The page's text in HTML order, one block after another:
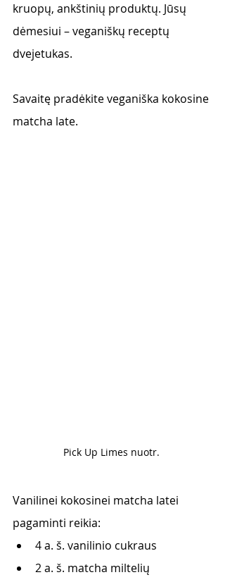
kruopų, ankštinių produktų. Jūsų
dėmesiui – veganiškų receptų
dvejetukas.
Savaitę pradėkite veganiška kokosine
matcha late.
Pick Up Limes nuotr.
Vanilinei kokosinei matcha latei
pagaminti reikia:
4 a. š. vanilinio cukraus
2 a. š. matcha miltelių